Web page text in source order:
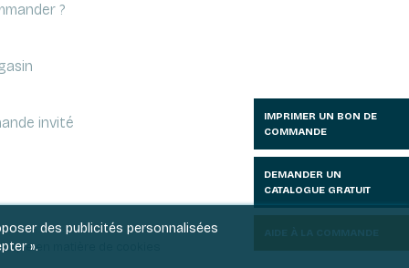
?
invité
des publicités personnalisées
».en matière de cookies
IMPRIMER UN BON DE
COMMANDE
DEMANDER UN
CATALOGUE GRATUIT